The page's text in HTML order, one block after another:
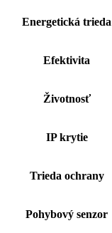
Energetická trieda
Efektivita
Životnosť
IP krytie
Trieda ochrany
Pohybový senzor